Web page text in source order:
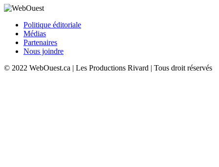
Politique éditoriale
Médias
Partenaires
Nous joindre
© 2022 WebOuest.ca | Les Productions Rivard | Tous droit réservés